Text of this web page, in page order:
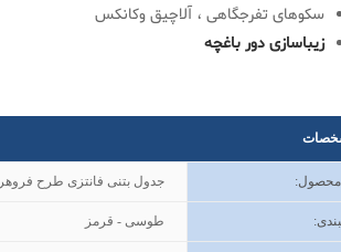
سکوهای تفرجگاهی ، آلاچیق وکانکس
زیباسازی دور باغچه
محصول: جدول بتنی فانتزی طرح فروهر
: طوسی - قرمز